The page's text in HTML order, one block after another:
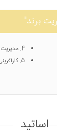
برند"
4. مدیریت برند
5. کارآفرینی
اساتید